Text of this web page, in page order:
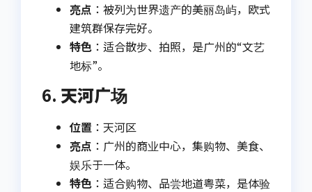
亮点 ：被列为世界遗产的美丽岛屿，欧式
建筑群保存完好。
特色 ：适合散步、拍照，是广州的“文艺
地标”。
6. 天河广场
位置 ：天河区
亮点 ：广州的商业中心，集购物、美食、
娱乐于一体。
特色 ：适合购物、品尝地道粤菜，是体验